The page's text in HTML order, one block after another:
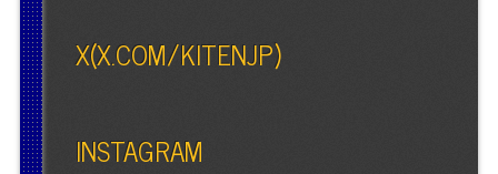
X(X.COM/KITENJP)
INSTAGRAM